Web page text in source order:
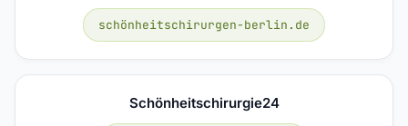
schönheitschirurgen-berlin.de
Schönheitschirurgie24